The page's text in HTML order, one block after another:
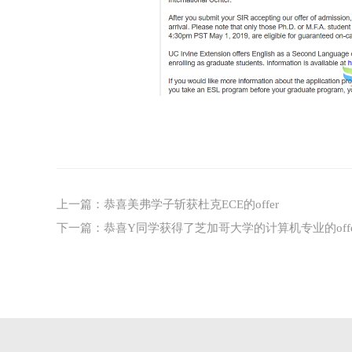
上一篇： 恭喜美弗学子斩获杜克ECE的offer
下一篇： 恭喜Y同学获得了芝加哥大学的计算机专业的